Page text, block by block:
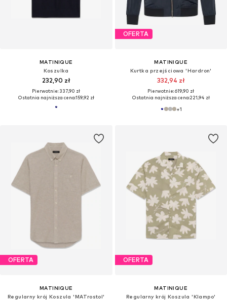
MATINIQUE
Koszulka
232,90 zł
Pierwotnie: 337,90 zł
Ostatnia najniższa cena:159,92 zł
OFERTA
MATINIQUE
Kurtka przejściowa 'Hardron'
332,94 zł
Pierwotnie: 619,90 zł
Ostatnia najniższa cena:221,94 zł
+1
OFERTA
MATINIQUE
Regularny krój Koszula 'MATrostol'
OFERTA
MATINIQUE
Regularny krój Koszula 'Klampo'